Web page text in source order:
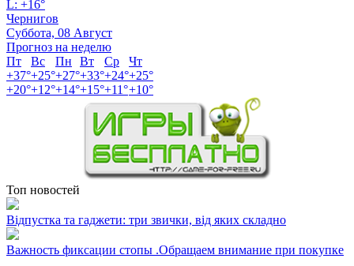
L: +16°
Чернигов
Суббота, 08 Август
Прогноз на неделю
Пт
Вс Пн Вт Ср
Чт
+37°+25°+27°+33°+24°+25°
+20°+12°+14°+15°+11°+10°
Топ новостей
Відпустка та гаджети: три звички, від яких складно
Важность фиксации стопы .Обращаем внимание при покупке